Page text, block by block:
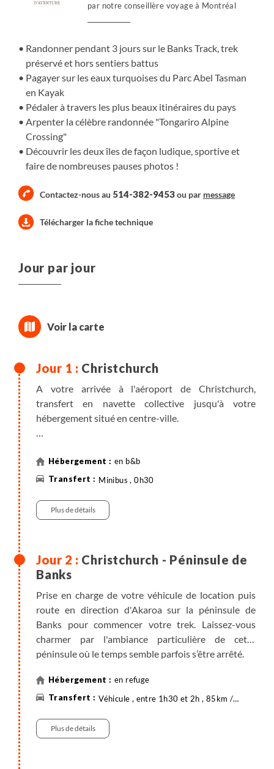
par notre conseillère voyage à Montréal
Randonner pendant 3 jours sur le Banks Track, trek
préservé et hors sentiers battus
Pagayer sur les eaux turquoises du Parc Abel Tasman
en Kayak
Pédaler à travers les plus beaux itinéraires du pays
Arpenter la célèbre randonnée "Tongariro Alpine
Crossing"
Découvrir les deux îles de façon ludique, sportive et
faire de nombreuses pauses photos !
Contactez-nous au 514-382-9453ou par message
Télécharger la fiche technique
Jour par jour
Christchurch
A votre arrivée à l'aéroport de Christchurch,
transfert en navette collective jusqu'à votre
hébergement situé en centre-ville.
charme anglais et innovation moderne. Après le
séisme de 2011, elle s'est réinventée avec créativité,
Lors de votre visite, flânez dans les magnifiques
historique pour découvrir le centre-ville ou baladez-
vous le long de la rivière Avon en gondole. Ne
manquez pas le quartier innovant de Riverside
Market pour une pause gourmande inoubliable !
en b&b
Minibus , 0h30
Plus de détails
Christchurch - Péninsule de
Banks
Prise en charge de votre véhicule de location puis
route en direction d'Akaroa sur la péninsule de
Banks pour commencer votre trek. Laissez-vous
charmer par l'ambiance particulière de cette
péninsule où le temps semble parfois s’être arrêté.
Une navette, vous conduit ensuite en fin d'après-
midi à votre premier hébergement (15 minutes de
ensuite organisé pour vous donner tous les conseils
nécessaires au bon déroulement de votre randonnée
en refuge
Véhicule , entre 1h30 et 2h , 85km /
Plus de détails